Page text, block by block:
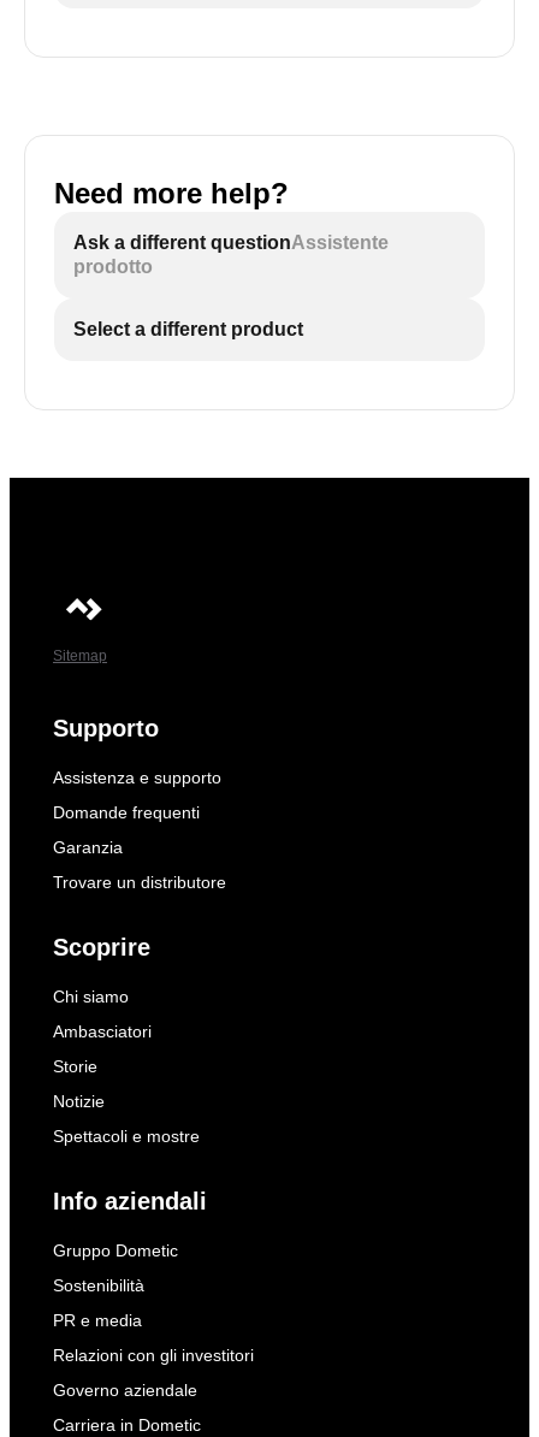
Need more help?
Ask a different questionAssistente
prodotto
Select a different product
Sitemap
Supporto
Assistenza e supporto
Domande frequenti
Garanzia
Trovare un distributore
Scoprire
Chi siamo
Ambasciatori
Storie
Notizie
Spettacoli e mostre
Info aziendali
Gruppo Dometic
Sostenibilità
PR e media
Relazioni con gli investitori
Governo aziendale
Carriera in Dometic